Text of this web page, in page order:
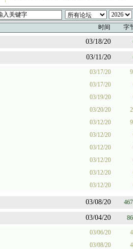
时间 字
03/18/20
03/11/20
03/17/20
03/17/20
03/19/20
03/20/20
03/12/20
03/12/20
03/12/20
03/12/20
03/12/20
03/12/20
03/08/20
03/04/20
03/06/20
03/08/20